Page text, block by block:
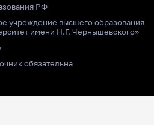
РФ
учреждение высшего образования
имени Н.Г. Чернышевского»
обязательна